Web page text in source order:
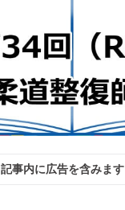
記事内に広告を含みます